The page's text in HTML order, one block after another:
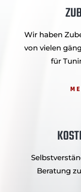
Wir haben
von vielen
für
Beratung